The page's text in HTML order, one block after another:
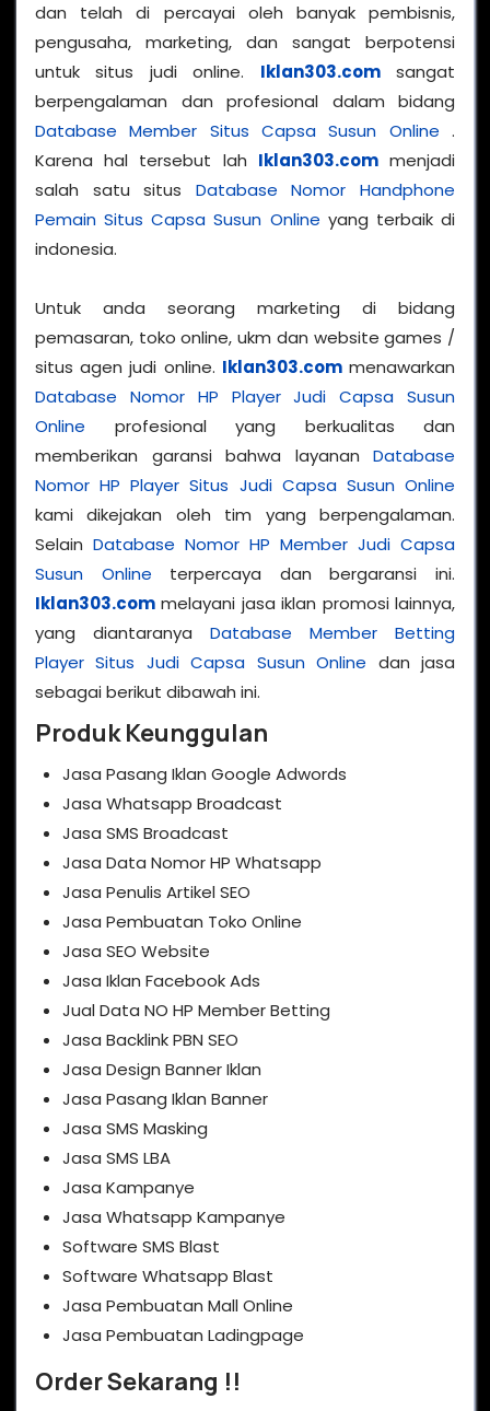
dan telah di percayai oleh banyak pembisnis,
pengusaha, marketing, dan sangat berpotensi
untuk situs judi online. Iklan303.comsangat
berpengalaman dan profesional dalam bidang
Database Member Situs Capsa Susun Online .
Karena hal tersebut lah Iklan303.commenjadi
salah satu situs Database Nomor Handphone
Pemain Situs Capsa Susun Online yang terbaik di
indonesia.
Untuk anda seorang marketing di bidang
pemasaran, toko online, ukm dan website games /
situs agen judi online. Iklan303.commenawarkan
Database Nomor HP Player Judi Capsa Susun
Online profesional yang berkualitas dan
memberikan garansi bahwa layanan Database
Nomor HP Player Situs Judi Capsa Susun Online
kami dikejakan oleh tim yang berpengalaman.
Selain Database Nomor HP Member Judi Capsa
Susun Online terpercaya dan bergaransi ini.
Iklan303.com melayani jasa iklan promosi lainnya,
yang diantaranya Database Member Betting
Player Situs Judi Capsa Susun Online dan jasa
sebagai berikut dibawah ini.
Produk Keunggulan
Jasa Pasang Iklan Google Adwords
Jasa Whatsapp Broadcast
Jasa SMS Broadcast
Jasa Data Nomor HP Whatsapp
Jasa Penulis Artikel SEO
Jasa Pembuatan Toko Online
Jasa SEO Website
Jasa Iklan Facebook Ads
Jual Data NO HP Member Betting
Jasa Backlink PBN SEO
Jasa Design Banner Iklan
Jasa Pasang Iklan Banner
Jasa SMS Masking
Jasa SMS LBA
Jasa Kampanye
Jasa Whatsapp Kampanye
Software SMS Blast
Software Whatsapp Blast
Jasa Pembuatan Mall Online
Jasa Pembuatan Ladingpage
Order Sekarang !!